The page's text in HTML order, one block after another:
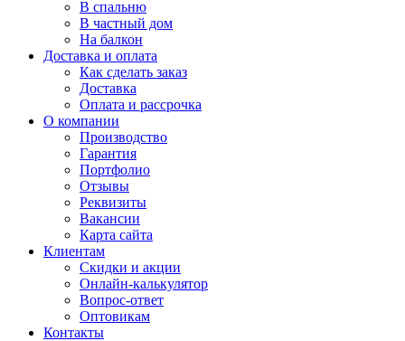
В спальню
В частный дом
На балкон
Доставка и оплата
Как сделать заказ
Доставка
Оплата и рассрочка
О компании
Производство
Гарантия
Портфолио
Отзывы
Реквизиты
Вакансии
Карта сайта
Клиентам
Скидки и акции
Онлайн-калькулятор
Вопрос-ответ
Оптовикам
Контакты